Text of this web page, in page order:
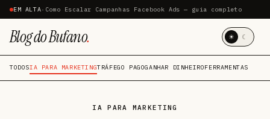
EM ALTA· Como Escalar Campanhas Facebook Ads — guia completo
Blog do Bufano. ☀ ☾
TODOSIA PARA MARKETINGTRÁFEGO PAGOGANHAR DINHEIROFERRAMENTAS
IA PARA MARKETING